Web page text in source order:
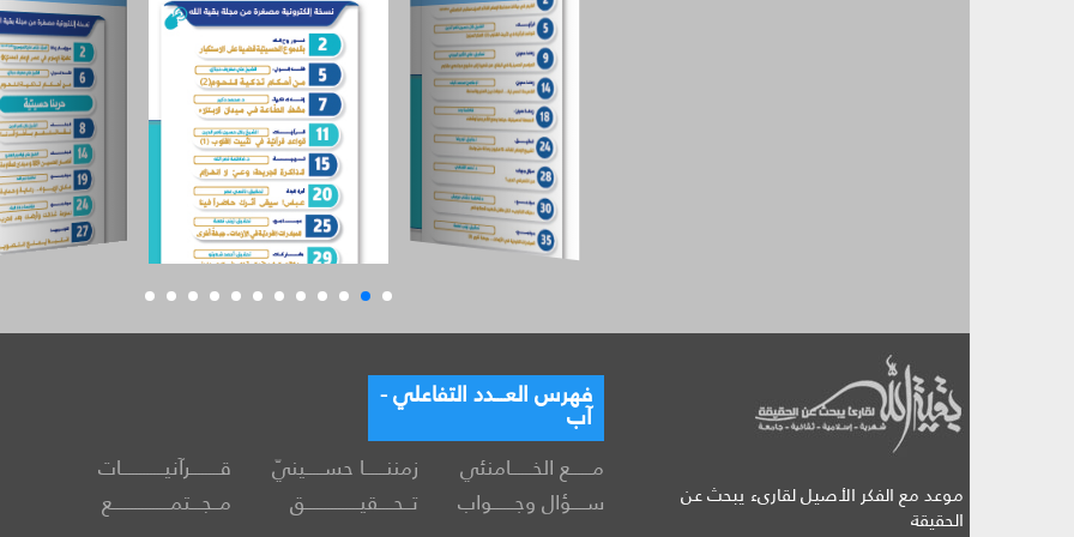
موعد مع الفكر الأصيل لقارىء يبحث عن
الحقيقة
فهرس العـــدد التفاعلي -
آب
مــــــع الخــــــامنئي زمننــــــا حســـــينيّ
قــــــــرآنيــــــــــــات
ســــؤال وجــــــواب
تــحــــقيـــــــــــــــق مــجـــتمــــــــــــــــع